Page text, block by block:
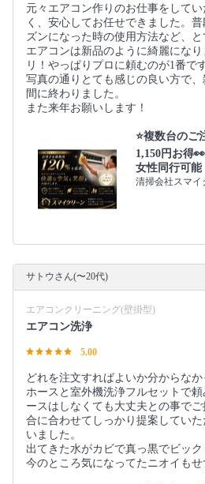
元々エアコン作りのお仕事をして
く、安心してお任せできました。
ズンになった時の使用方法など、と
エアコンは新品のように綺麗にな
リ！やっぱりプロに頼むのが1番で
写真の通りとても感じの良い方で
間に終わりました。
また来年お願いします！
⭐️複数台のご
1,150円お得
女性同行可能
清掃会社スマイ
サトウさん(〜20代)
エアコンクリーニング(壁掛型)
エアコン洗浄
5.00
どれを注文すればよいか分からな
ホースと室外機洗浄フルセットで
ースはしなくても大丈夫との事で
合に合わせてしっかり提案してい
いました。
出てきた水がカビで真っ黒でビッ
今のところ気になってたニオイもせ